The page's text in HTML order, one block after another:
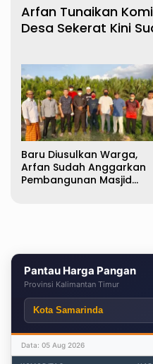
Arfan Tunaikan
Desa Sekerat Kini
Baru Diusulkan Warga,
Arfan Sudah Anggarkan
Pembangunan Masjid
Pantau Harga Pangan
Provinsi Kalimantan Timur
Data: 05 Aug 2026